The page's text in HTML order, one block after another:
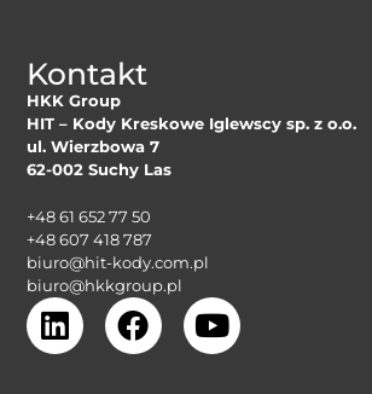
Kontakt
HKK Group
HIT – Kody Kreskowe Iglewscy sp. z o.o.
ul. Wierzbowa 7
62-002 Suchy Las
+48 61 652 77 50
+48 607 418 787
biuro@hit-kody.com.pl
biuro@hkkgroup.pl